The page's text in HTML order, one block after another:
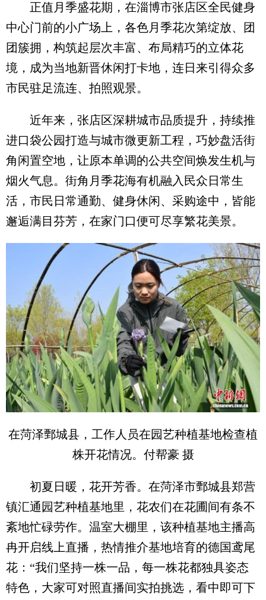
正值月季盛花期，在淄博市张店区全民健身
中心门前的小广场上，各色月季花次第绽放、团
团簇拥，构筑起层次丰富、布局精巧的立体花
境，成为当地新晋休闲打卡地，连日来引得众多
市民驻足流连、拍照观景。
近年来，张店区深耕城市品质提升，持续推
进口袋公园打造与城市微更新工程，巧妙盘活街
角闲置空地，让原本单调的公共空间焕发生机与
烟火气息。街角月季花海有机融入民众日常生
活，市民日常通勤、健身休闲、采购途中，皆能
邂逅满目芬芳，在家门口便可尽享繁花美景。
在菏泽鄄城县，工作人员在园艺种植基地检查植
株开花情况。付帮豪 摄
初夏日暖，花开芳香。在菏泽市鄄城县郑营
镇汇通园艺种植基地里，花农们在花圃间有条不
紊地忙碌劳作。温室大棚里，该种植基地主播高
冉开启线上直播，热情推介基地培育的德国鸢尾
花：“我们坚持一株一品，每一株花都独具姿态
特色，大家可对照直播间实拍挑选，看中即可下